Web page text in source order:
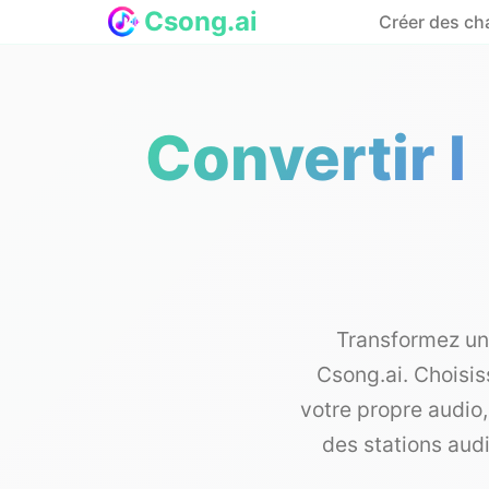
Csong.ai Créer des
Convertir l
Transformez
Csong.ai.
votre propre
des stations